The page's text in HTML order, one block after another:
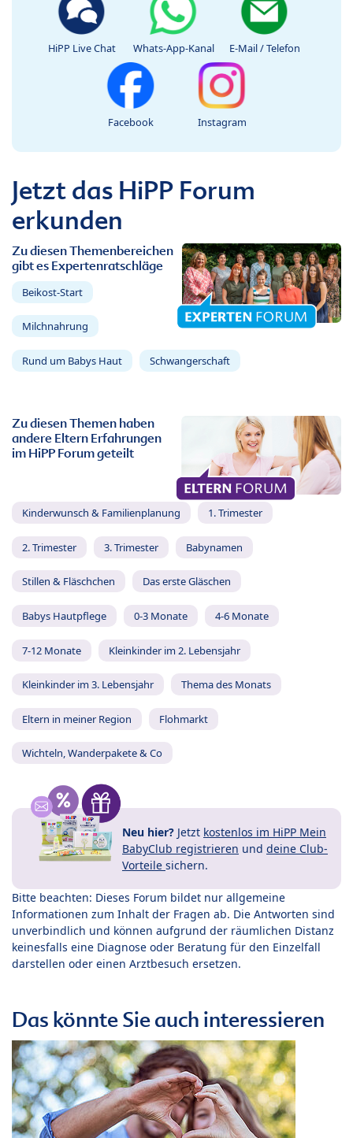
HiPP Live Chat Whats-App-Kanal E-Mail / Telefon
Facebook Instagram
Jetzt das HiPP Forum
erkunden
Zu diesen Themenbereichen
gibt es Expertenratschläge
Beikost-Start
Milchnahrung
Rund um Babys Haut Schwangerschaft
Zu diesen Themen haben
andere Eltern Erfahrungen
im HiPP Forum geteilt
Kinderwunsch & Familienplanung 1. Trimester
2. Trimester 3. Trimester Babynamen
Stillen & Fläschchen Das erste Gläschen
Babys Hautpflege 0-3 Monate 4-6 Monate
7-12 Monate Kleinkinder im 2. Lebensjahr
Kleinkinder im 3. Lebensjahr Thema des Monats
Eltern in meiner Region Flohmarkt
Wichteln, Wanderpakete & Co
Neu hier? Jetzt kostenlos im HiPP Mein
BabyClub registrieren und deine Club-
Vorteile sichern.
Bitte beachten: Dieses Forum bildet nur allgemeine
Informationen zum Inhalt der Fragen ab. Die Antworten sind
unverbindlich und können aufgrund der räumlichen Distanz
keinesfalls eine Diagnose oder Beratung für den Einzelfall
darstellen oder einen Arztbesuch ersetzen.
Das könnte Sie auch interessieren